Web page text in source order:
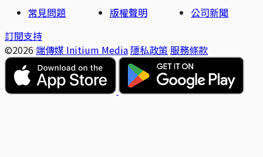
常見問題
版權聲明
公司新聞
訂閱支持
©2026 端傳媒 Initium Media 隱私政策 服務條款